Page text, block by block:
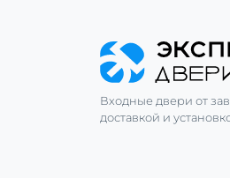
Входные двери от
доставкой и